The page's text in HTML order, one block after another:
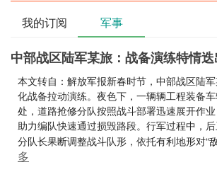
我的订阅 军事
中部战区陆军某旅：战备演练特情迭
本文转自：解放军报新春时节，中部战区陆
化战备拉动演练。夜色下，一辆辆工程装备
处，道路抢修分队按照战斗部署迅速展开作业
助力编队快速通过损毁路段。行军过程中，后
分队长果断调整战斗队形，依托有利地形对“
多